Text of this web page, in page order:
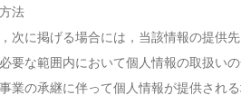
法
次に掲げる場合には，当該情報の提供
要な範囲内において個人情報の取扱い
業の承継に伴って個人情報が提供され